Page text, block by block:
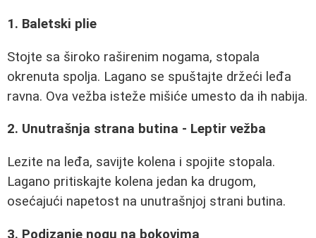
1. Baletski plie
Stojte sa široko raširenim nogama, stopala
okrenuta spolja. Lagano se spuštajte držeći leđa
ravna. Ova vežba isteže mišiće umesto da ih nabija.
2. Unutrašnja strana butina - Leptir vežba
Lezite na leđa, savijte kolena i spojite stopala.
Lagano pritiskajte kolena jedan ka drugom,
osećajući napetost na unutrašnjoj strani butina.
3. Podizanje nogu na bokovima